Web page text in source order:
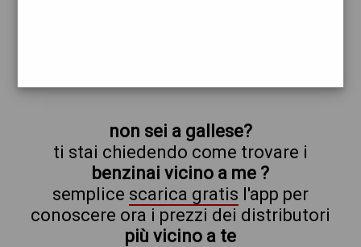
non sei a gallese?
ti stai chiedendo come trovare i
benzinai vicino a me ?
semplice scarica gratis l'app per
conoscere ora i prezzi dei distributori
più vicino a te